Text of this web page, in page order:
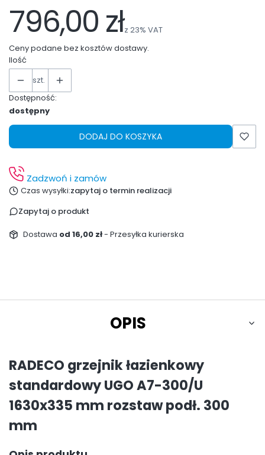
796,00 złz 23% VAT
Ceny podane bez kosztów dostawy.
Ilość
szt.
Dostępność:
dostępny
DODAJ DO KOSZYKA
Zadzwoń i zamów
Czas wysyłki:zapytaj o termin realizacji
Zapytaj o produkt
Dostawa od 16,00 zł- Przesyłka kurierska
OPIS
RADECO grzejnik łazienkowy
standardowy UGO A7-300/U
1630x335 mm rozstaw podł. 300
mm